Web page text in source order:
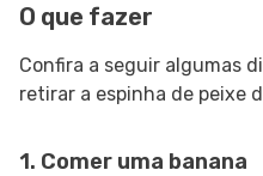
O que fazer
Confira a seguir algumas
retirar a espinha de peixe
1. Comer uma banana